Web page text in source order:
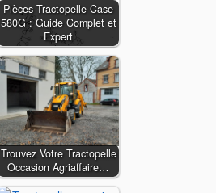
Pièces Tractopelle Case
580G : Guide Complet et
Expert
Trouvez Votre Tractopelle
Occasion Agriaffaire…